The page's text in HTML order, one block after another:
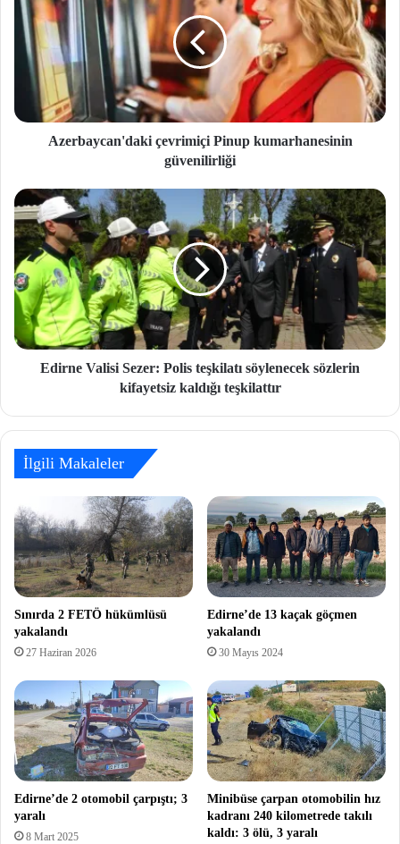
Azerbaycan'daki çevrimiçi Pinup kumarhanesinin
güvenilirliği
Edirne Valisi Sezer: Polis teşkilatı söylenecek sözlerin
kifayetsiz kaldığı teşkilattır
İlgili Makaleler
Sınırda 2 FETÖ hükümlüsü
yakalandı
27 Haziran 2026
Edirne’de 13 kaçak göçmen
yakalandı
30 Mayıs 2024
Edirne’de 2 otomobil çarpıştı; 3
yaralı
8 Mart 2025
Minibüse çarpan otomobilin hız
kadranı 240 kilometrede takılı
kaldı: 3 ölü, 3 yaralı